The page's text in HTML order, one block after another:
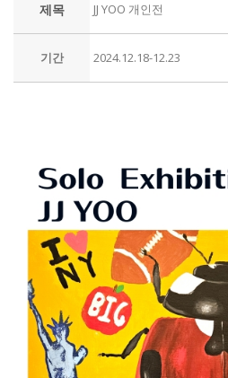
제목 JJ YOO 개인전
기간 2024.12.18-12.23